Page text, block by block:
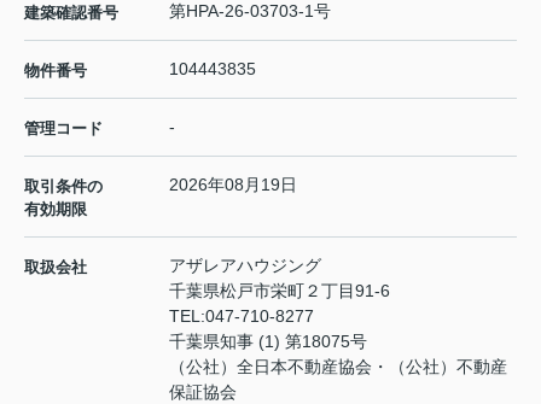
建築確認番号 第HPA-26-03703-1号
物件番号 104443835
管理コード -
取引条件の
有効期限
2026年08月19日
取扱会社
アザレアハウジング
千葉県松戸市栄町２丁目91-6
TEL:047-710-8277
千葉県知事 (1) 第18075号
（公社）全日本不動産協会・（公社）不動産
保証協会